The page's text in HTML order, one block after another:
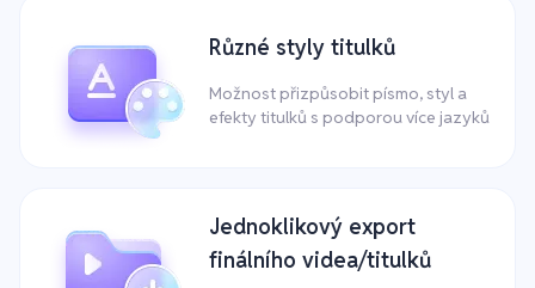
Různé styly titulků
Možnost přizpůsobit písmo, styl a
efekty titulků s podporou více jazyků
Jednoklikový export
finálního videa/titulků